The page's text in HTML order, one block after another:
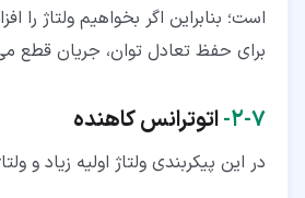
است؛ بنابراین اگر بخواهیم ولتاژ را
برای حفظ تعادل توان، جریان قطع
۷‏-‏۲‏- اتوترانس کاهنده
در این پیکربندی ولتاژ اولیه زیاد و